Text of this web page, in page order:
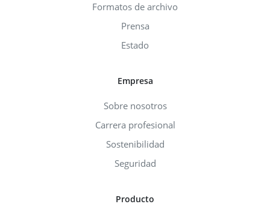
Formatos de archivo
Prensa
Estado
Empresa
Sobre nosotros
Carrera profesional
Sostenibilidad
Seguridad
Producto